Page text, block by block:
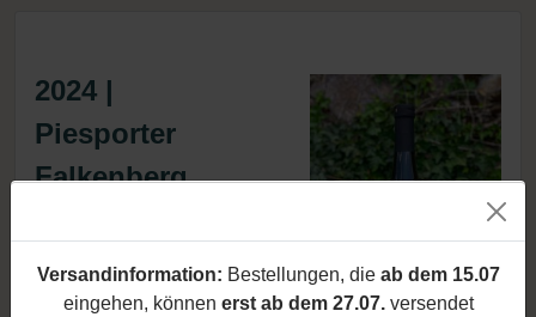
Altersabfrage
Versandinformation: Bestellungen, die ab dem 15.07
eingehen, können erst ab dem 27.07.versendet
2024 |
Piesporter
Falkenberg,
Weißweine |
Riesling